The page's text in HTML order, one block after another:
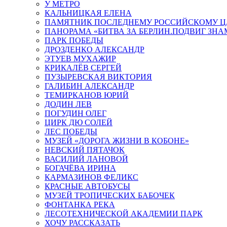
У МЕТРО
КАЛЬНИЦКАЯ ЕЛЕНА
ПАМЯТНИК ПОСЛЕДНЕМУ РОССИЙСКОМУ
ПАНОРАМА «БИТВА ЗА БЕРЛИН.ПОДВИГ
ПАРК ПОБЕДЫ
ДРОЗДЕНКО АЛЕКСАНДР
ЭТУЕВ МУХАЖИР
КРИКАЛЁВ СЕРГЕЙ
ПУЗЫРЕВСКАЯ ВИКТОРИЯ
ГАЛИБИН АЛЕКСАНДР
ТЕМИРКАНОВ ЮРИЙ
ДОДИН ЛЕВ
ПОГУДИН ОЛЕГ
ЦИРК ДЮ СОЛЕЙ
ЛЕС ПОБЕДЫ
МУЗЕЙ «ДОРОГА ЖИЗНИ В КОБОНЕ»
НЕВСКИЙ ПЯТАЧОК
ВАСИЛИЙ ЛАНОВОЙ
БОГАЧЁВА ИРИНА
КАРМАЗИНОВ ФЕЛИКС
КРАСНЫЕ АВТОБУСЫ
МУЗЕЙ ТРОПИЧЕСКИХ БАБОЧЕК
ФОНТАНКА РЕКА
ЛЕСОТЕХНИЧЕСКОЙ АКАДЕМИИ ПАРК
ХОЧУ РАССКАЗАТЬ